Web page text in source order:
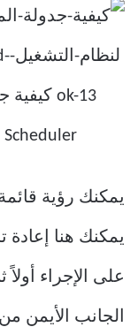
يمكنك رؤية
يمكنك هنا إعادة
على الإجراء
الجانب الأيمن